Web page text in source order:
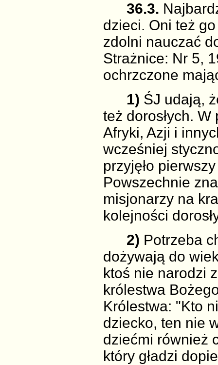
36.3.
dzieci. Oni też
zdolni nauczać
Strażnice: Nr 5,
ochrzczone
1) ŚJ udają,
też dorosłych.
Afryki, Azji i
wcześniej
przyjęło
Powszechnie
misjonarzy na
kolejności
2) Potrzeba
dożywają do
ktoś nie narodzi
królestwa
Królestwa: "Kto
dziecko, ten nie
dziećmi również
który gładzi